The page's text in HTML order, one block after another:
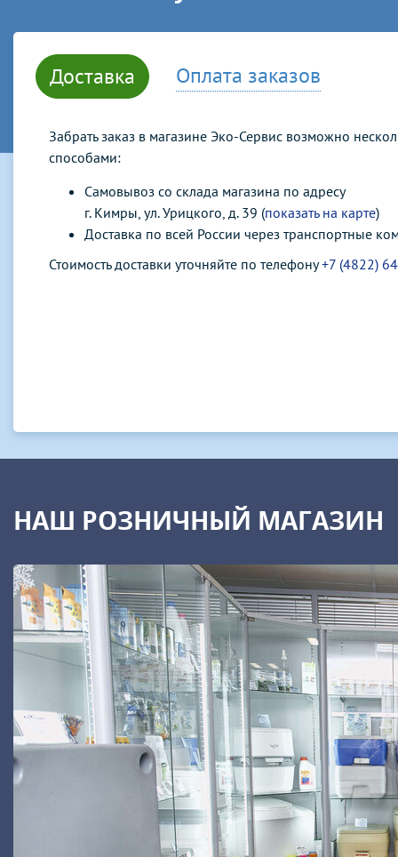
Доставка Оплата заказов
Забрать заказ в магазине Эко-Сервис возможно
способами:
Самовывоз со склада магазина по адресу
г. Кимры, ул. Урицкого, д. 39 (показать на карте)
Доставка по всей России через транспортные
Стоимость доставки уточняйте по телефону+7 (4822)
НАШ РОЗНИЧНЫЙ МАГАЗИН